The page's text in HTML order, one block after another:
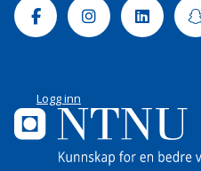
FacebookInstagram
Logg inn